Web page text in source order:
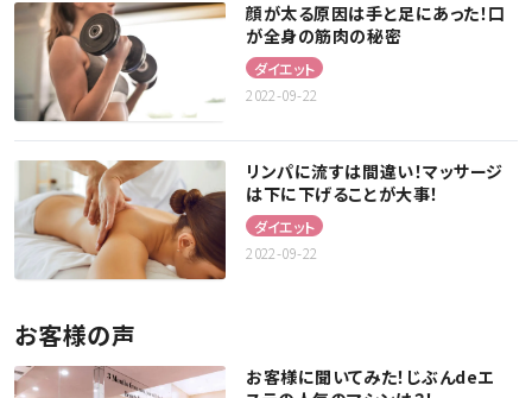
顔が太る原因は手と足にあった！口
が全身の筋肉の秘密
ダイエット
2022-09-22
リンパに流すは間違い！マッサージ
は下に下げることが大事！
ダイエット
2022-09-22
お客様の声
お客様に聞いてみた！じぶんdeエ